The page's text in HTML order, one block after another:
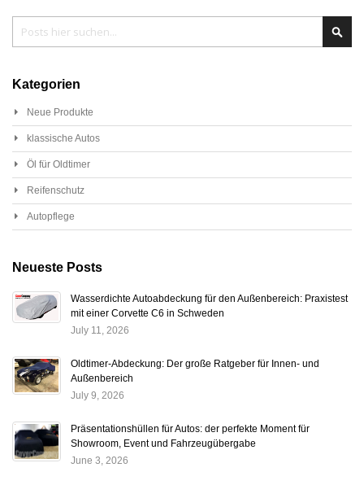
Kategorien
Neue Produkte
klassische Autos
Öl für Oldtimer
Reifenschutz
Autopflege
Neueste Posts
Wasserdichte Autoabdeckung für den Außenbereich: Praxistest
mit einer Corvette C6 in Schweden
July 11, 2026
Oldtimer-Abdeckung: Der große Ratgeber für Innen- und
Außenbereich
July 9, 2026
Präsentationshüllen für Autos: der perfekte Moment für
Showroom, Event und Fahrzeugübergabe
June 3, 2026